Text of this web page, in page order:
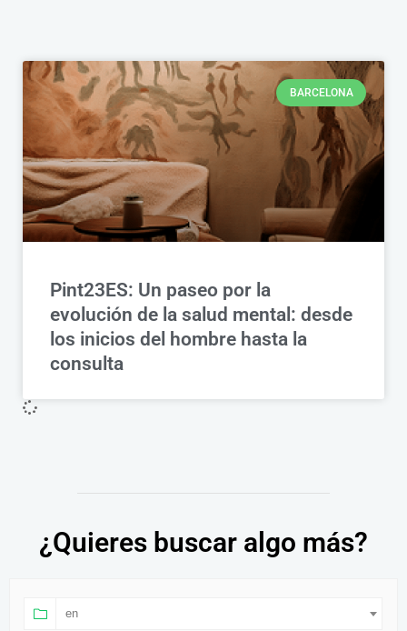
BARCELONA
Pint23ES: Un paseo por la
evolución de la salud mental: desde
los inicios del hombre hasta la
consulta
¿Quieres buscar algo más?
en